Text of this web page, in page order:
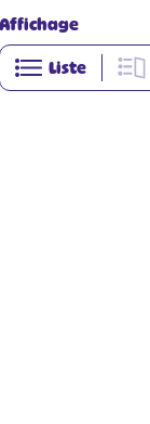
Affichage
Liste